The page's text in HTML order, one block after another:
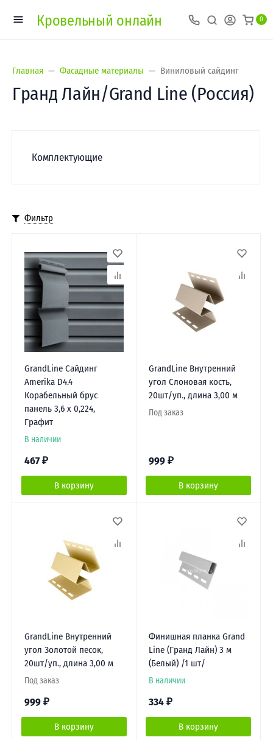
Кровельный онлайн 0
Главная Фасадные материалы Виниловый сайдинг
Гранд Лайн/Grand Line (Россия)
Комплектующие
Фильтр
GrandLine Сайдинг
Amerika D4.4
Корабельный брус
панель 3,6 х 0,224,
Графит
В наличии
467 ₽
В корзину
GrandLine Внутренний
угол Слоновая кость,
20шт/уп., длина 3,00 м
Под заказ
999 ₽
В корзину
GrandLine Внутренний
угол Золотой песок,
20шт/уп., длина 3,00 м
Под заказ
999 ₽
В корзину
Финишная планка Grand
Line (Гранд Лайн) 3 м
(Белый) /1 шт/
В наличии
334 ₽
В корзину